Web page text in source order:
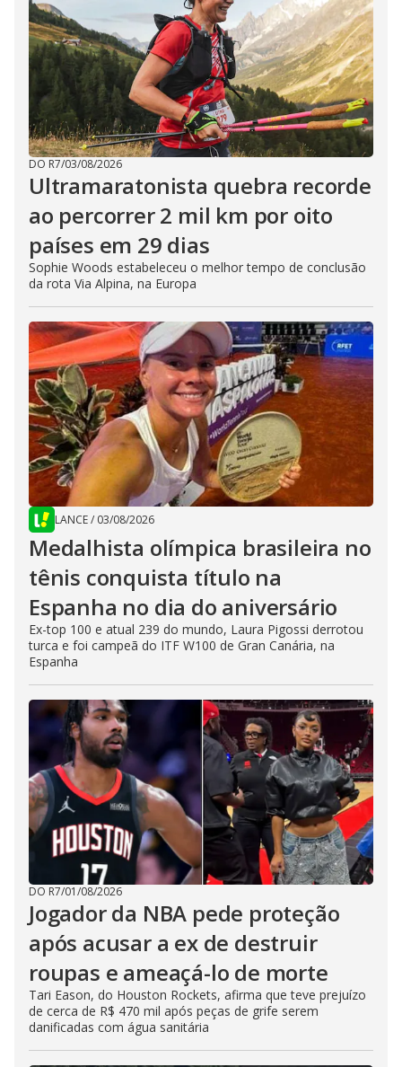
DO R7/03/08/2026
Ultramaratonista quebra recorde
ao percorrer 2 mil km por oito
países em 29 dias
Sophie Woods estabeleceu o melhor tempo de conclusão
da rota Via Alpina, na Europa
LANCE/ 03/08/2026
Medalhista olímpica brasileira no
tênis conquista título na
Espanha no dia do aniversário
Ex-top 100 e atual 239 do mundo, Laura Pigossi derrotou
turca e foi campeã do ITF W100 de Gran Canária, na
Espanha
DO R7/01/08/2026
Jogador da NBA pede proteção
após acusar a ex de destruir
roupas e ameaçá-lo de morte
Tari Eason, do Houston Rockets, afirma que teve prejuízo
de cerca de R$ 470 mil após peças de grife serem
danificadas com água sanitária